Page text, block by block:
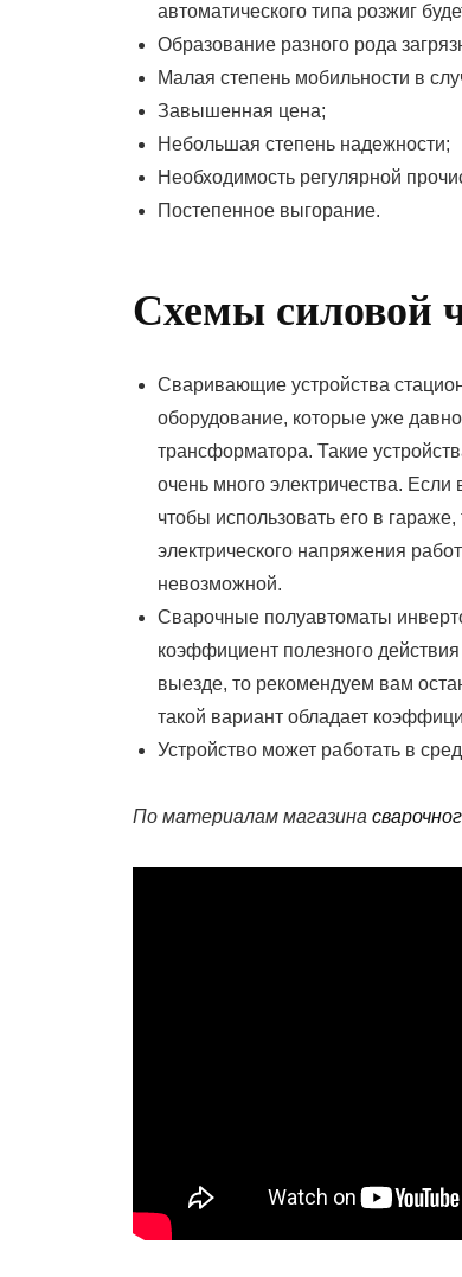
автоматического типа розжиг
Образование разного рода
Малая степень мобильности в
Завышенная цена;
Небольшая степень надежности;
Необходимость регулярной
Постепенное выгорание.
Схемы силовой
Сваривающие устройства
оборудование, которые уже
трансформатора. Такие
очень много электричества.
чтобы использовать его в
электрического напряжения
невозможной.
Сварочные полуавтоматы
коэффициент полезного
выезде, то рекомендуем вам
такой вариант обладает
Устройство может работать в
По материалам магазина